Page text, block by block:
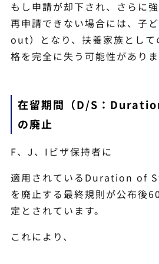
もし申請が却下され、さらに
再申請できない場合には、子
out）となり、扶養家族として
格を完全に失う可能性がありま
在留期間（D/S：
の廃止
F、J、Iビザ保持者に
適用されているDuration of
を廃止する最終規則が公布後
定とされています。
これにより、